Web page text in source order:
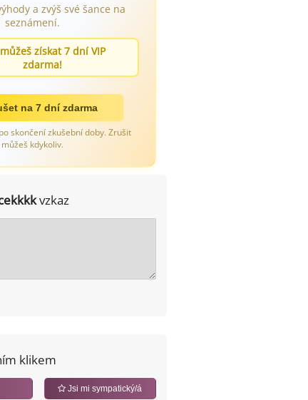
a zvýš své šance na
seznámení.
získat 7 dní VIP
zdarma!
na 7 dní zdarma
skončení zkušební doby. Zrušit
můžeš kdykoliv.
vzkaz
klikem
Jsi mi sympatický/á